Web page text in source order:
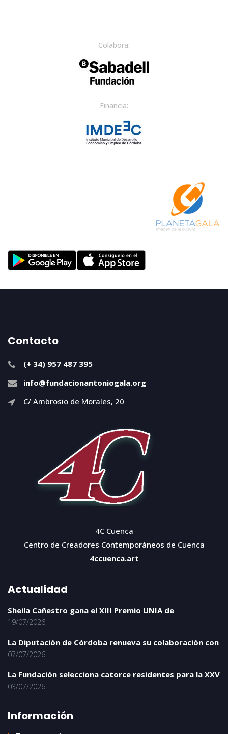
Colabora:
Financia:
Contacto
(+ 34) 957 487 395
info@fundacionantoniogala.org
C/ Ambrosio de Morales, 20
4C Cuenca
Centro de Creadores Contemporáneos de Cuenca
4ccuenca.art
Actualidad
Sheila Cañestro gana el XIII Premio UNIA de
19/07/2026
La Diputación de Córdoba renueva su colaboración con
07/07/2026
La Fundación selecciona catorce residentes para la XXV
03/07/2026
Información